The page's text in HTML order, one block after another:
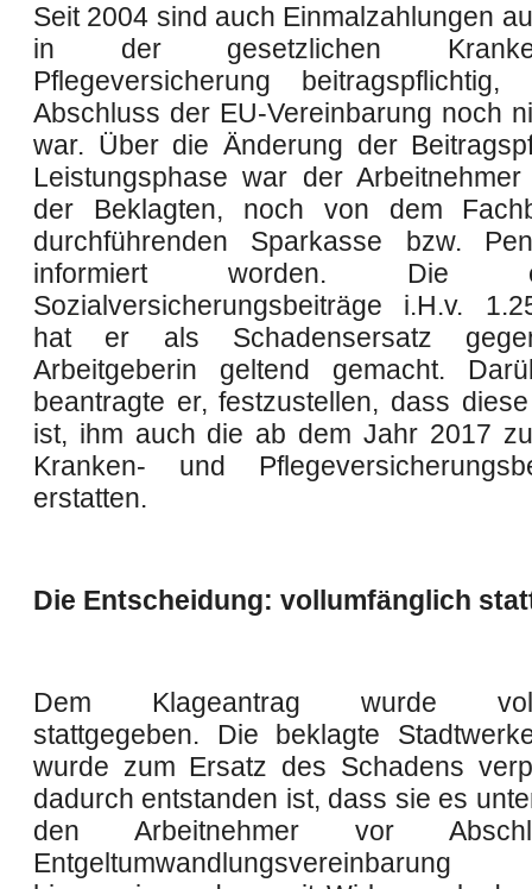
Seit 2004 sind auch Einmalzahlungen
in der gesetzlichen
Pflegeversicherung
Abschluss der EU-Vereinbarung noch
war. Über die Änderung der
Leistungsphase war der
der Beklagten, noch von dem
durchführenden Sparkasse bzw.
informiert worden. Die
Sozialversicherungsbeiträge i.H.v.
hat er als Schadensersatz
Arbeitgeberin geltend gemacht.
beantragte er, festzustellen, dass
ist, ihm auch die ab dem Jahr 2017
Kranken- und
erstatten.
Die Entscheidung: vollumfänglich
Dem Klageantrag wurde
stattgegeben. Die beklagte
wurde zum Ersatz des Schadens
dadurch entstanden ist, dass sie es
den Arbeitnehmer vor